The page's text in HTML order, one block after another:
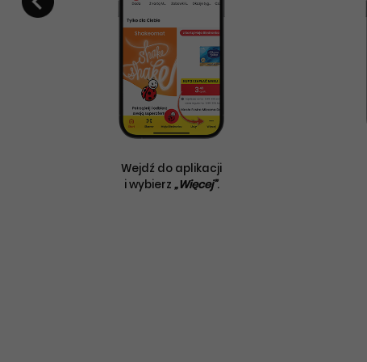
Wejdź do aplikacji
i wybierz „Więcej”.